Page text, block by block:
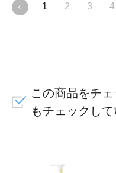
1 2 3 4
この商品をチ
もチェックし